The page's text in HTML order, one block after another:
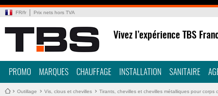
FR/fr Prix nets hors TVA
Vivez l’expérience TBS
PROMO MARQUES CHAUFFAGE INSTALLATION SANITAIRE
Outillage Vis, clous et chevilles Tirants, chevilles et chevilles métalliques pour corps